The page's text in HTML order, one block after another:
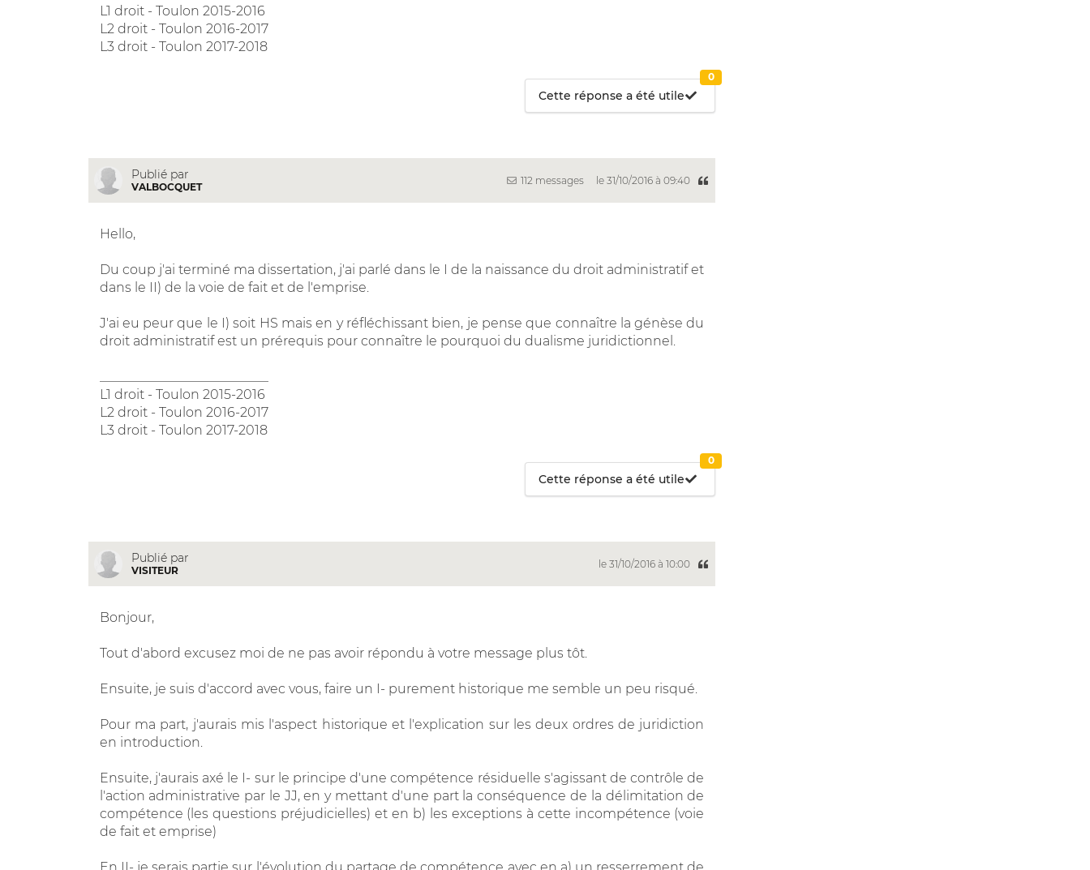
L1 droit - Toulon 2015-2016
L2 droit - Toulon 2016-2017
L3 droit - Toulon 2017-2018
Cette réponse a été utile
0
Publié par
VALBOCQUET
112 messages le 31/10/2016 à 09:40
Hello,
Du coup j'ai terminé ma dissertation, j'ai parlé dans le I de la naissance du droit administratif et
dans le II) de la voie de fait et de l'emprise.
J'ai eu peur que le I) soit HS mais en y réfléchissant bien, je pense que connaître la génèse du
droit administratif est un prérequis pour connaître le pourquoi du dualisme juridictionnel.
L1 droit - Toulon 2015-2016
L2 droit - Toulon 2016-2017
L3 droit - Toulon 2017-2018
Cette réponse a été utile
0
Publié par
VISITEUR
le 31/10/2016 à 10:00
Bonjour,
Tout d'abord excusez moi de ne pas avoir répondu à votre message plus tôt.
Ensuite, je suis d'accord avec vous, faire un I- purement historique me semble un peu risqué.
Pour ma part, j'aurais mis l'aspect historique et l'explication sur les deux ordres de juridiction
en introduction.
Ensuite, j'aurais axé le I- sur le principe d'une compétence résiduelle s'agissant de contrôle de
l'action administrative par le JJ, en y mettant d'une part la conséquence de la délimitation de
compétence (les questions préjudicielles) et en b) les exceptions à cette incompétence (voie
de fait et emprise)